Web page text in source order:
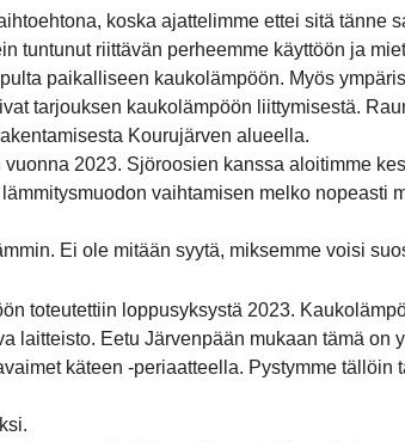
koska ajattelimme ettei sitä
tuntunut riittävän perheemme käyttöön ja
paikalliseen kaukolämpöön. Myös
tarjouksen kaukolämpöön liittymisestä.
Kourujärven alueella.
2023. Sjöroosien kanssa aloitimme
vaihtamisen melko nopeasti
Ei ole mitään syytä, miksemme voisi
toteutettiin loppusyksystä 2023.
laitteisto. Eetu Järvenpään mukaan tämä on
käteen -periaatteella. Pystymme